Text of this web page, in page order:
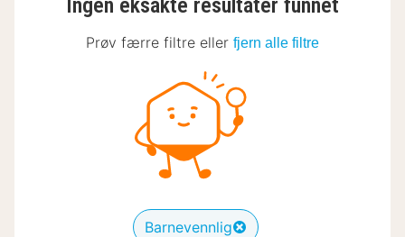
Ingen eksakte resultater funnet
Prøv færre filtre eller fjern alle filtre
Barnevennlig